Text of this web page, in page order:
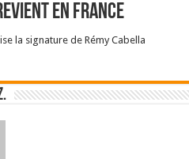
en France
la signature de Rémy Cabella